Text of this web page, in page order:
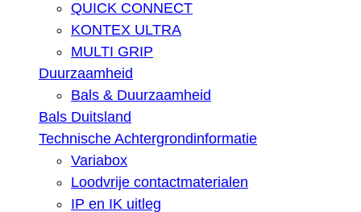
QUICK CONNECT
KONTEX ULTRA
MULTI GRIP
Duurzaamheid
Bals & Duurzaamheid
Bals Duitsland
Technische Achtergrondinformatie
Variabox
Loodvrije contactmaterialen
IP en IK uitleg